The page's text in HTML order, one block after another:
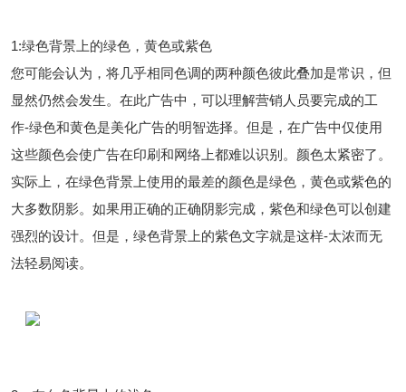
1:绿色背景上的绿色，黄色或紫色
您可能会认为，将几乎相同色调的两种颜色彼此叠加是常识，但
显然仍然会发生。在此广告中，可以理解营销人员要完成的工
作-绿色和黄色是美化广告的明智选择。但是，在广告中仅使用
这些颜色会使广告在印刷和网络上都难以识别。颜色太紧密了。
实际上，在绿色背景上使用的最差的颜色是绿色，黄色或紫色的
大多数阴影。如果用正确的正确阴影完成，紫色和绿色可以创建
强烈的设计。但是，绿色背景上的紫色文字就是这样-太浓而无
法轻易阅读。